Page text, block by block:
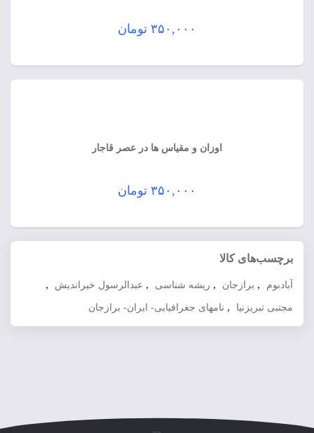
۳۵۰,۰۰۰ تومان
اوزان و مقیاس ها در عصر قاجار
۳۵۰,۰۰۰ تومان
برچسب‌های کالا
آبادبوم , برازجان , ریشه شناسی , عبدالرسول خیراندیش ,
مجتبی تبریزنیا , نامهای جغرافیایی- ایران- برازجان